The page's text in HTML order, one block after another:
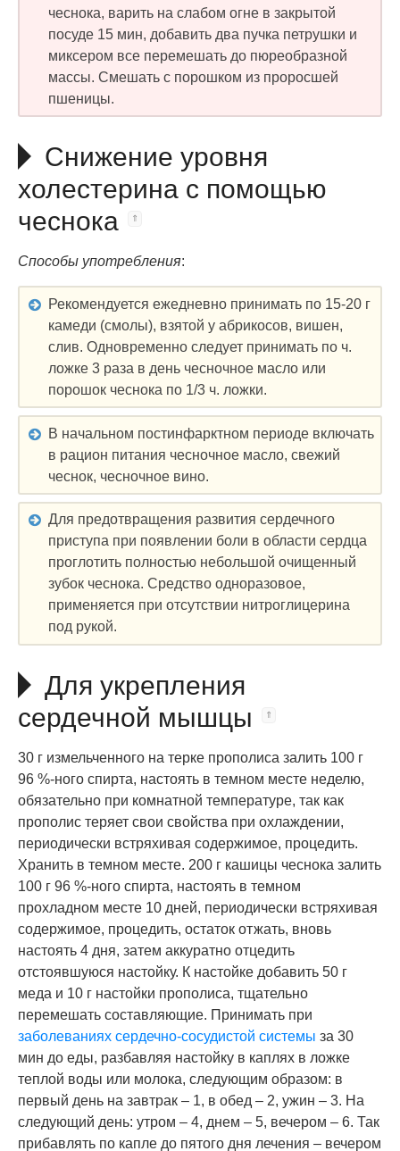
чеснока, варить на слабом огне в закрытой
посуде 15 мин, добавить два пучка петрушки и
миксером все перемешать до пюреобразной
массы. Смешать с порошком из проросшей
пшеницы.
Снижение уровня
холестерина с помощью
чеснока
Способы употребления:
Рекомендуется ежедневно принимать по 15-20 г
камеди (смолы), взятой у абрикосов, вишен,
слив. Одновременно следует принимать по ч.
ложке 3 раза в день чесночное масло или
порошок чеснока по 1/3 ч. ложки.
В начальном постинфарктном периоде включать
в рацион питания чесночное масло, свежий
чеснок, чесночное вино.
Для предотвращения развития сердечного
приступа при появлении боли в области сердца
проглотить полностью небольшой очищенный
зубок чеснока. Средство одноразовое,
применяется при отсутствии нитроглицерина
под рукой.
Для укрепления
сердечной мышцы
30 г измельченного на терке прополиса залить 100 г
96 %-ного спирта, настоять в темном месте неделю,
обязательно при комнатной температуре, так как
прополис теряет свои свойства при охлаждении,
периодически встряхивая содержимое, процедить.
Хранить в темном месте. 200 г кашицы чеснока залить
100 г 96 %-ного спирта, настоять в темном
прохладном месте 10 дней, периодически встряхивая
содержимое, процедить, остаток отжать, вновь
настоять 4 дня, затем аккуратно отцедить
отстоявшуюся настойку. К настойке добавить 50 г
меда и 10 г настойки прополиса, тщательно
перемешать составляющие. Принимать при
заболеваниях сердечно-сосудистой системы за 30
мин до еды, разбавляя настойку в каплях в ложке
теплой воды или молока, следующим образом: в
первый день на завтрак – 1, в обед – 2, ужин – 3. На
следующий день: утром – 4, днем – 5, вечером – 6. Так
прибавлять по капле до пятого дня лечения – вечером